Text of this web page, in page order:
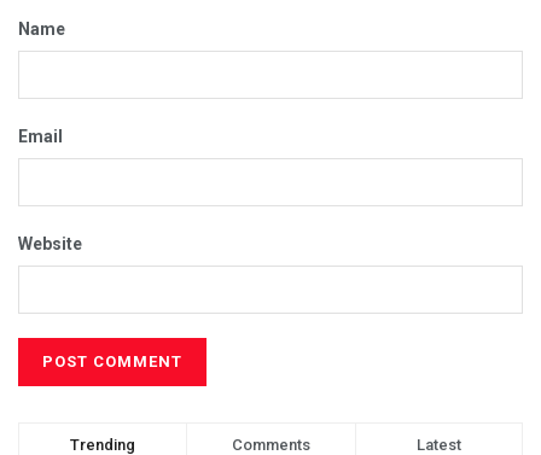
Name
Email
Website
Trending Comments Latest